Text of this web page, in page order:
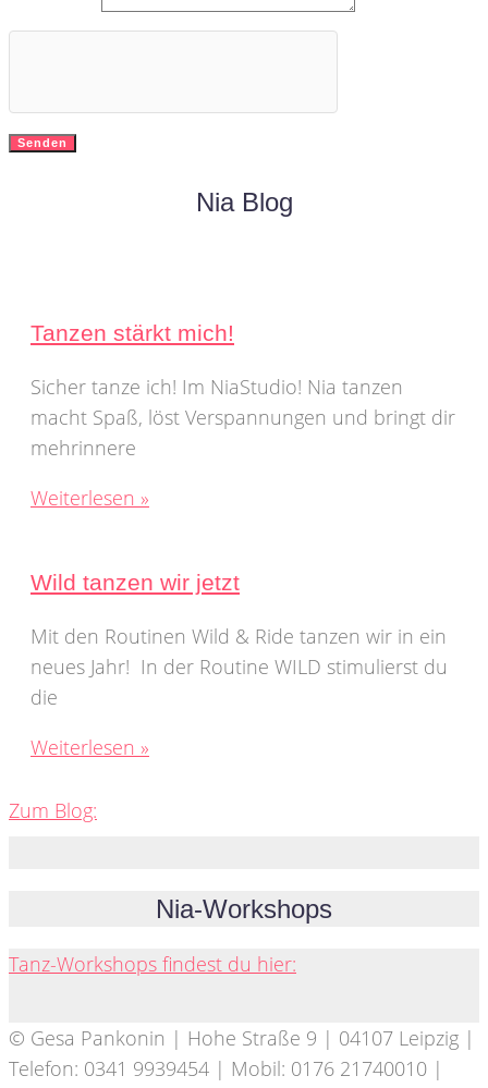
Senden
Nia Blog
Tanzen stärkt mich!
Sicher tanze ich! Im NiaStudio! Nia tanzen
macht Spaß, löst Verspannungen und bringt dir
mehrinnere
Weiterlesen »
Wild tanzen wir jetzt
Mit den Routinen Wild & Ride tanzen wir in ein
neues Jahr! In der Routine WILD stimulierst du
die
Weiterlesen »
Zum Blog:
Nia-Workshops
Tanz-Workshops findest du hier:
© Gesa Pankonin | Hohe Straße 9 | 04107 Leipzig |
Telefon: 0341 9939454 | Mobil: 0176 21740010 |